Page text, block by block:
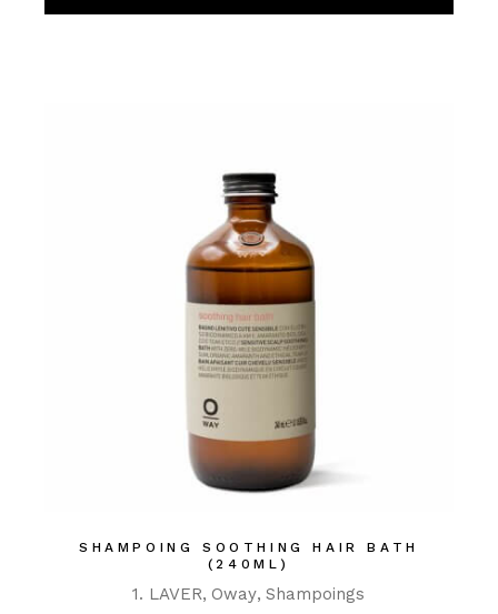
SHAMPOING SOOTHING HAIR BATH
(240ML)
1. LAVER Oway Shampoings